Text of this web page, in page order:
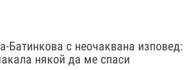
Батинкова с неочаквана изповед:
някой да ме спаси